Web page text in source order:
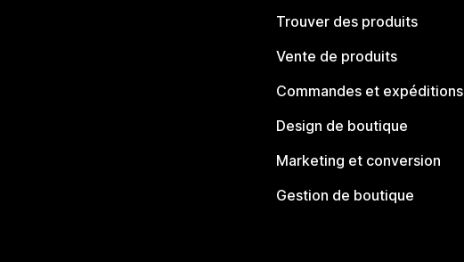
Trouver des produits
Vente de produits
Commandes et expéditions
Design de boutique
Marketing et conversion
Gestion de boutique